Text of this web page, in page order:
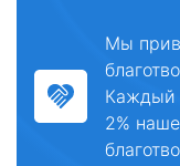
Мы
Каждый
2%